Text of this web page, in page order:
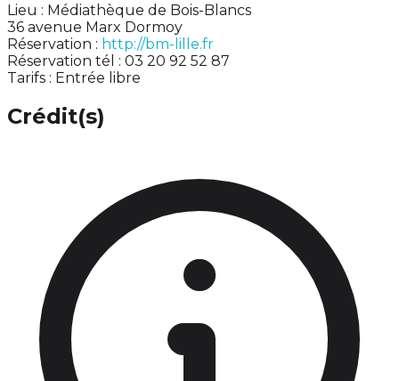
Lieu : Médiathèque de Bois-Blancs
36 avenue Marx Dormoy
Réservation : http://bm-lille.fr
Réservation tél : 03 20 92 52 87
Tarifs : Entrée libre
Crédit(s)